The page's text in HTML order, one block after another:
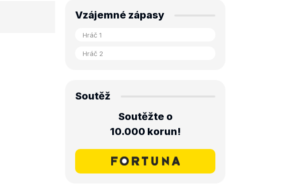
Vzájemné zápasy
Soutěž
Soutěžte o
10.000 korun!